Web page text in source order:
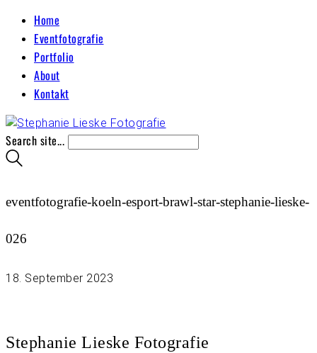
Home
Eventfotografie
Portfolio
About
Kontakt
Search site...
eventfotografie-koeln-esport-brawl-star-stephanie-lieske-
026
18. September 2023
Stephanie Lieske Fotografie